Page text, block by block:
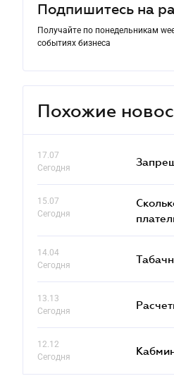
Подпишитесь на
Получайте по понедельникам
событиях бизнеса
Похожие
17.07
Сегодня
15.07
Сегодня
14.04
Сегодня
13.13
Сегодня
12.12
Сегодня